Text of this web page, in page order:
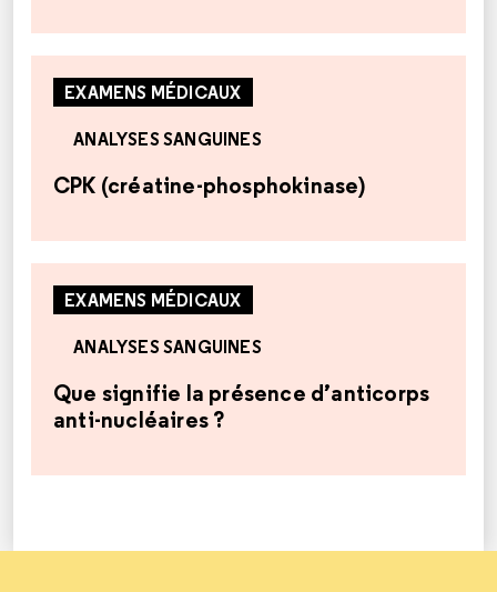
EXAMENS MÉDICAUX
ANALYSES SANGUINES
CPK (créatine-phosphokinase)
EXAMENS MÉDICAUX
ANALYSES SANGUINES
Que signifie la présence d’anticorps
anti-nucléaires ?